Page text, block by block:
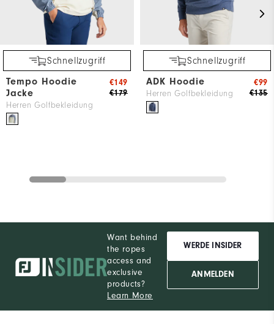
Schnellzugriff
Tempo Hoodie
Jacke
Herren Golfbekleidung
€179
€149
Schnellzugriff
ADK Hoodie
Herren Golfbekleidung €135
€99
Want behind
the ropes
access and
exclusive
products?
Learn More
WERDE INSIDER
ANMELDEN